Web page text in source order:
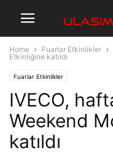
Home Fuarlar Etkinlikler
Etkinliğine katıldı
Fuarlar Etkinlikler
IVECO,
Weekend
katıldı